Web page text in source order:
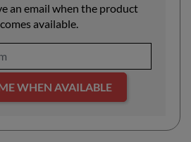
an email when the product
available.
WHEN AVAILABLE